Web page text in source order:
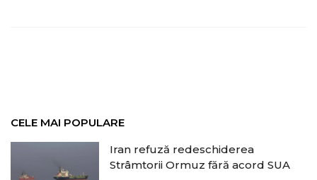
CELE MAI POPULARE
Iran refuză redeschiderea
Strâmtorii Ormuz fără acord SUA